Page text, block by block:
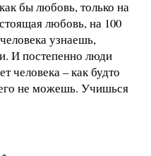
бы любовь, только на
любовь, на 100
узнаешь,
И постепенно люди
человека – как будто
не можешь. Учишься